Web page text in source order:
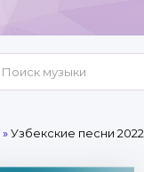
»Узбекские песни 2022